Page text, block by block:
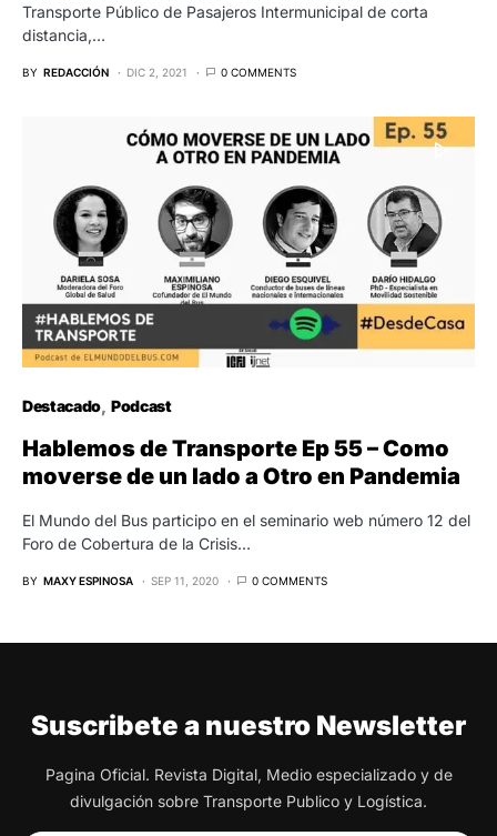
Transporte Público de Pasajeros Intermunicipal de corta
distancia,…
BY REDACCIÓN DIC 2, 2021 0 COMMENTS
Destacado Podcast
Hablemos de Transporte Ep 55 – Como
moverse de un lado a Otro en Pandemia
El Mundo del Bus participo en el seminario web número 12 del
Foro de Cobertura de la Crisis…
BY MAXY ESPINOSA SEP 11, 2020 0 COMMENTS
Suscribete a nuestro Newsletter
Pagina Oficial. Revista Digital, Medio especializado y de
divulgación sobre Transporte Publico y Logística.